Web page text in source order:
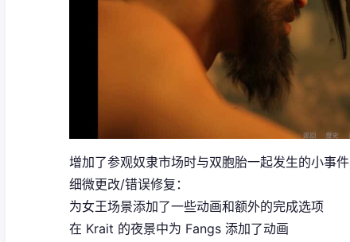
增加了参观奴隶市场时与双胞胎一起发生的小事件
细微更改/错误修复：
为女王场景添加了一些动画和额外的完成选项
在 Krait 的夜景中为 Fangs 添加了动画